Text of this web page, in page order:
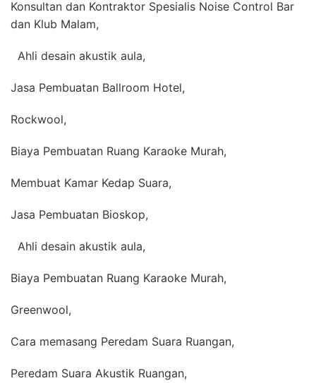
Konsultan dan Kontraktor Spesialis Noise Control Bar
dan Klub Malam,
Ahli desain akustik aula,
Jasa Pembuatan Ballroom Hotel,
Rockwool,
Biaya Pembuatan Ruang Karaoke Murah,
Membuat Kamar Kedap Suara,
Jasa Pembuatan Bioskop,
Ahli desain akustik aula,
Biaya Pembuatan Ruang Karaoke Murah,
Greenwool,
Cara memasang Peredam Suara Ruangan,
Peredam Suara Akustik Ruangan,